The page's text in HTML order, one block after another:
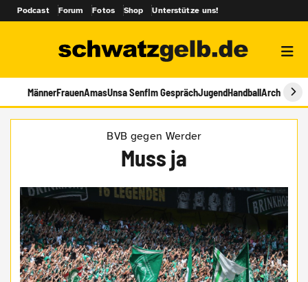
Podcast Forum Fotos Shop Unterstütze uns!
MännerFrauenAmasUnsa SenfIm GesprächJugendHandballArchiv
BVB gegen Werder
Muss ja